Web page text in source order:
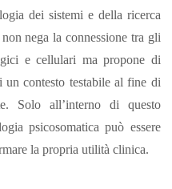
dei sistemi e della ricerca
nega la connessione tra gli
e cellulari ma propone di
un contesto testabile al fine di
Solo all’interno di questo
psicosomatica può essere
la propria utilità clinica.